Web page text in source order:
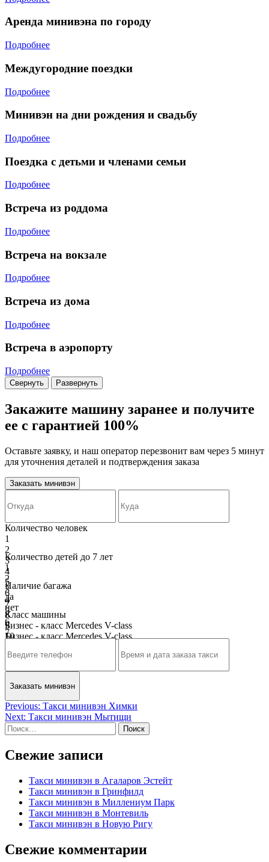
Аренда минивэна по городу
Подробнее
Междугородние поездки
Подробнее
Минивэн на дни рождения и свадьбу
Подробнее
Поездка с детьми и членами семьи
Подробнее
Встреча из роддома
Подробнее
Встреча на вокзале
Подробнее
Встреча из дома
Подробнее
Встреча в аэропорту
Подробнее
Свернуть Развернуть
Закажите машину заранее и получите
ее с гарантией 100%
Оставьте заявку, и наш оператор перезвонит вам через 5 минут
для уточнения деталей и подтверждения заказа
Заказать минивэн
Количество человек
1
2
3
4
5
6
7
8
9
10
Количество детей до 7 лет
1
2
3
4
5
6
7
9
Наличие багажа
да
нет
Класс машины
Бизнес - класс Mercedes V-class
Бизнес - класс Mercedes V-class
Навигация
по
записям
Previous: Такси минивэн Химки
Next: Такси минивэн Мытищи
Найти:
Свежие записи
Такси минивэн в Агаларов Эстейт
Такси минивэн в Гринфилд
Такси минивэн в Миллениум Парк
Такси минивэн в Монтевиль
Такси минивэн в Новую Ригу
Свежие комментарии